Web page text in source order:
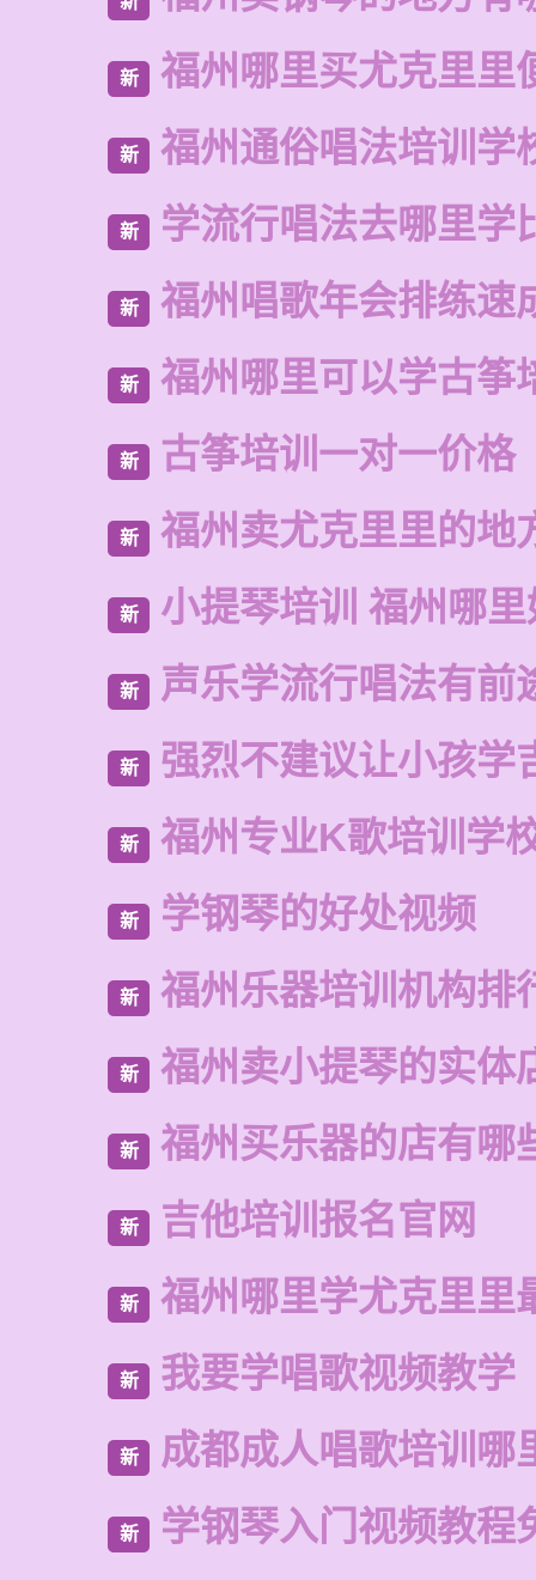
新 福州哪里买尤克里里
新 福州通俗唱法培训学
新 学流行唱法去哪里学
新 福州唱歌年会排练速
新 福州哪里可以学古筝
新 古筝培训一对一价格
新 福州卖尤克里里的地
新 小提琴培训 福州哪
新 声乐学流行唱法有前
新 强烈不建议让小孩学
新 福州专业K歌培训学
新 学钢琴的好处视频
新 福州乐器培训机构排
新 福州卖小提琴的实体
新 福州买乐器的店有哪
新 吉他培训报名官网
新 福州哪里学尤克里里
新 我要学唱歌视频教学
新 成都成人唱歌培训哪
新 学钢琴入门视频教程